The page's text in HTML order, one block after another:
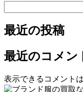
最近の投稿
最近のコメン
表示できるコメント